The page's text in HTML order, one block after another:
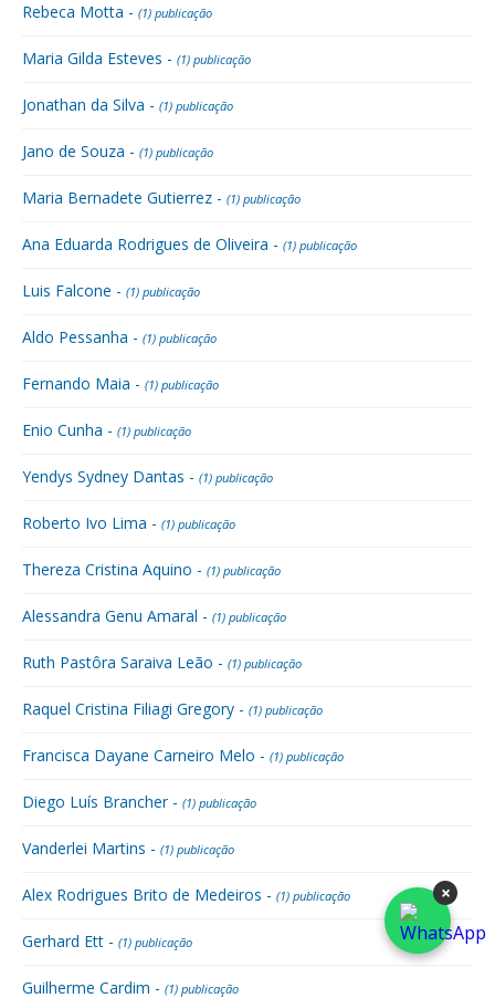
Rebeca Motta - (1) publicação
Maria Gilda Esteves - (1) publicação
Jonathan da Silva - (1) publicação
Jano de Souza - (1) publicação
Maria Bernadete Gutierrez - (1) publicação
Ana Eduarda Rodrigues de Oliveira - (1) publicação
Luis Falcone - (1) publicação
Aldo Pessanha - (1) publicação
Fernando Maia - (1) publicação
Enio Cunha - (1) publicação
Yendys Sydney Dantas - (1) publicação
Roberto Ivo Lima - (1) publicação
Thereza Cristina Aquino - (1) publicação
Alessandra Genu Amaral - (1) publicação
Ruth Pastôra Saraiva Leão - (1) publicação
Raquel Cristina Filiagi Gregory - (1) publicação
Francisca Dayane Carneiro Melo - (1) publicação
Diego Luís Brancher - (1) publicação
Vanderlei Martins - (1) publicação
Alex Rodrigues Brito de Medeiros - (1) publicação
Gerhard Ett - (1) publicação
Guilherme Cardim - (1) publicação
×